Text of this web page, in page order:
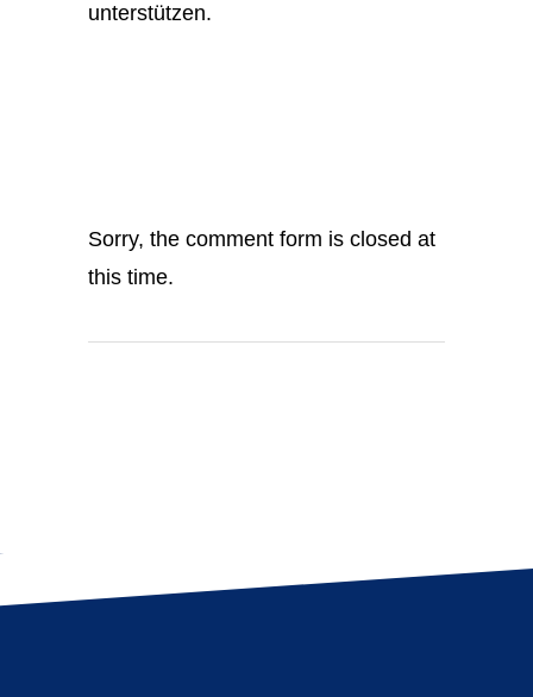
unterstützen.
Sorry, the comment form is closed at
this time.